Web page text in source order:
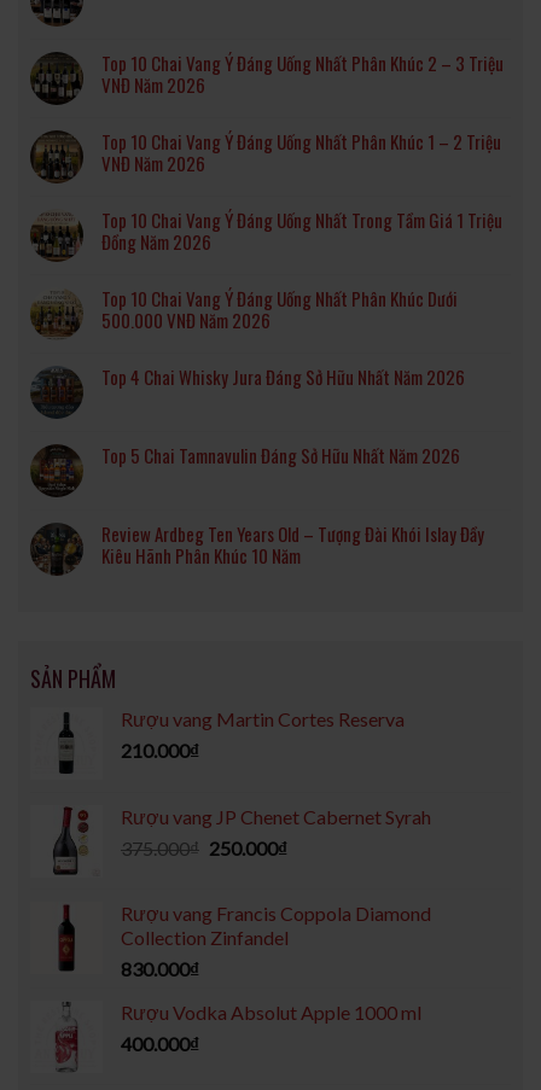
Top 10 Chai Vang Ý Đáng Uống Nhất Phân Khúc 2 – 3 Triệu
VNĐ Năm 2026
Top 10 Chai Vang Ý Đáng Uống Nhất Phân Khúc 1 – 2 Triệu
VNĐ Năm 2026
Top 10 Chai Vang Ý Đáng Uống Nhất Trong Tầm Giá 1 Triệu
Đồng Năm 2026
Top 10 Chai Vang Ý Đáng Uống Nhất Phân Khúc Dưới
500.000 VNĐ Năm 2026
Top 4 Chai Whisky Jura Đáng Sở Hữu Nhất Năm 2026
Top 5 Chai Tamnavulin Đáng Sở Hữu Nhất Năm 2026
Review Ardbeg Ten Years Old – Tượng Đài Khói Islay Đầy
Kiêu Hãnh Phân Khúc 10 Năm
SẢN PHẨM
Rượu vang Martin Cortes Reserva
210.000₫
Rượu vang JP Chenet Cabernet Syrah
375.000₫ 250.000₫
Rượu vang Francis Coppola Diamond
Collection Zinfandel
830.000₫
Rượu Vodka Absolut Apple 1000 ml
400.000₫